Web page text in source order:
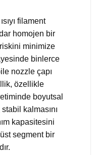
filament
homojen bir
minimize
binlerce
nozzle çapı
özellikle
boyutsal
kalmasını
kapasitesini
segment bir